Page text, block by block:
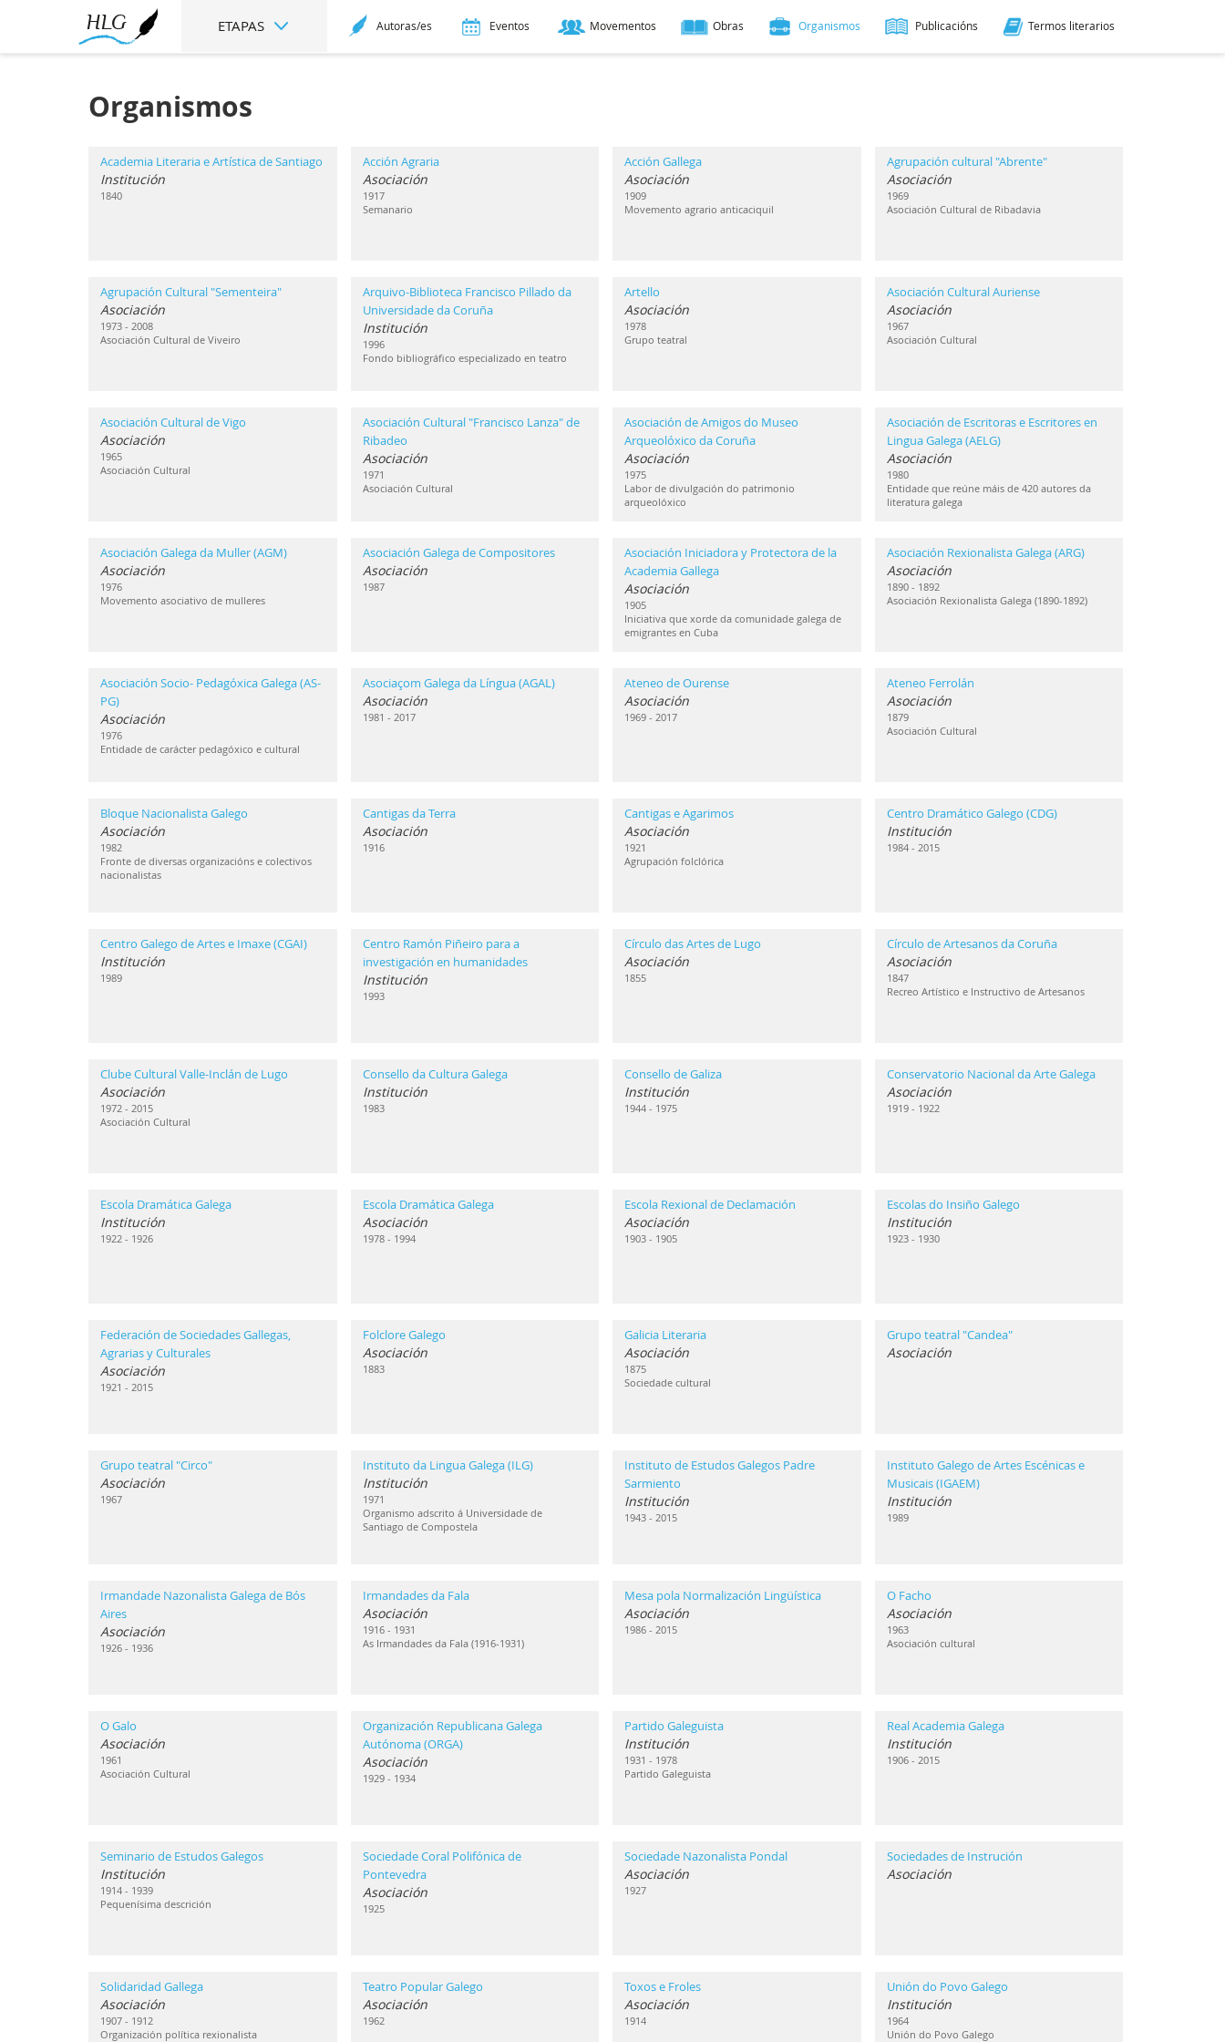
ETAPAS Autoras/es Eventos Movementos Obras Organismos Publicacións Termos literarios
Organismos
Academia Literaria e Artística de Santiago
Institución
1840
Acción Agraria
Asociación
1917
Semanario
Acción Gallega
Asociación
1909
Movemento agrario anticaciquil
Agrupación cultural "Abrente"
Asociación
1969
Asociación Cultural de Ribadavia
Agrupación Cultural "Sementeira"
Asociación
1973 - 2008
Asociación Cultural de Viveiro
Arquivo-Biblioteca Francisco Pillado da
Universidade da Coruña
Institución
1996
Fondo bibliográfico especializado en teatro
Artello
Asociación
1978
Grupo teatral
Asociación Cultural Auriense
Asociación
1967
Asociación Cultural
Asociación Cultural de Vigo
Asociación
1965
Asociación Cultural
Asociación Cultural "Francisco Lanza" de
Ribadeo
Asociación
1971
Asociación Cultural
Asociación de Amigos do Museo
Arqueolóxico da Coruña
Asociación
1975
Labor de divulgación do patrimonio
arqueolóxico
Asociación de Escritoras e Escritores en
Lingua Galega (AELG)
Asociación
1980
Entidade que reúne máis de 420 autores da
literatura galega
Asociación Galega da Muller (AGM)
Asociación
1976
Movemento asociativo de mulleres
Asociación Galega de Compositores
Asociación
1987
Asociación Iniciadora y Protectora de la
Academia Gallega
Asociación
1905
Iniciativa que xorde da comunidade galega de
emigrantes en Cuba
Asociación Rexionalista Galega (ARG)
Asociación
1890 - 1892
Asociación Rexionalista Galega (1890-1892)
Asociación Socio- Pedagóxica Galega (AS-
PG)
Asociación
1976
Entidade de carácter pedagóxico e cultural
Asociaçom Galega da Língua (AGAL)
Asociación
1981 - 2017
Ateneo de Ourense
Asociación
1969 - 2017
Ateneo Ferrolán
Asociación
1879
Asociación Cultural
Bloque Nacionalista Galego
Asociación
1982
Fronte de diversas organizacións e colectivos
nacionalistas
Cantigas da Terra
Asociación
1916
Cantigas e Agarimos
Asociación
1921
Agrupación folclórica
Centro Dramático Galego (CDG)
Institución
1984 - 2015
Centro Galego de Artes e Imaxe (CGAI)
Institución
1989
Centro Ramón Piñeiro para a
investigación en humanidades
Institución
1993
Círculo das Artes de Lugo
Asociación
1855
Círculo de Artesanos da Coruña
Asociación
1847
Recreo Artístico e Instructivo de Artesanos
Clube Cultural Valle-Inclán de Lugo
Asociación
1972 - 2015
Asociación Cultural
Consello da Cultura Galega
Institución
1983
Consello de Galiza
Institución
1944 - 1975
Conservatorio Nacional da Arte Galega
Asociación
1919 - 1922
Escola Dramática Galega
Institución
1922 - 1926
Escola Dramática Galega
Asociación
1978 - 1994
Escola Rexional de Declamación
Asociación
1903 - 1905
Escolas do Insiño Galego
Institución
1923 - 1930
Federación de Sociedades Gallegas,
Agrarias y Culturales
Asociación
1921 - 2015
Folclore Galego
Asociación
1883
Galicia Literaria
Asociación
1875
Sociedade cultural
Grupo teatral "Candea"
Asociación
Grupo teatral "Circo"
Asociación
1967
Instituto da Lingua Galega (ILG)
Institución
1971
Organismo adscrito á Universidade de
Santiago de Compostela
Instituto de Estudos Galegos Padre
Sarmiento
Institución
1943 - 2015
Instituto Galego de Artes Escénicas e
Musicais (IGAEM)
Institución
1989
Irmandade Nazonalista Galega de Bós
Aires
Asociación
1926 - 1936
Irmandades da Fala
Asociación
1916 - 1931
As Irmandades da Fala (1916-1931)
Mesa pola Normalización Lingüística
Asociación
1986 - 2015
O Facho
Asociación
1963
Asociación cultural
O Galo
Asociación
1961
Asociación Cultural
Organización Republicana Galega
Autónoma (ORGA)
Asociación
1929 - 1934
Partido Galeguista
Institución
1931 - 1978
Partido Galeguista
Real Academia Galega
Institución
1906 - 2015
Seminario de Estudos Galegos
Institución
1914 - 1939
Pequenísima descrición
Sociedade Coral Polifónica de
Pontevedra
Asociación
1925
Sociedade Nazonalista Pondal
Asociación
1927
Sociedades de Instrución
Asociación
Solidaridad Gallega
Asociación
1907 - 1912
Organización política rexionalista
Teatro Popular Galego
Asociación
1962
Toxos e Froles
Asociación
1914
Unión do Povo Galego
Institución
1964
Unión do Povo Galego